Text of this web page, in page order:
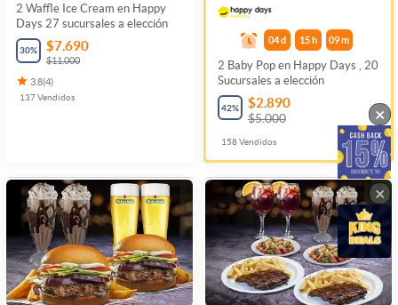
2 Waffle Ice Cream en Happy
Days 27 sucursales a elección
30% $7.690
$11.000
3.8(4)
137Vendidos
04 d 15 h 09m
2 Baby Pop en Happy Days , 20
Sucursales a elección
42% $2.890
$5.000
158Vendidos
×
×